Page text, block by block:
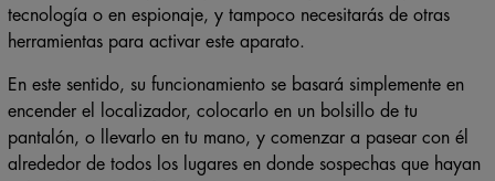
tecnología o en espionaje, y tampoco necesitarás de otras
herramientas para activar este aparato.
En este sentido, su funcionamiento se basará simplemente en
encender el localizador, colocarlo en un bolsillo de tu
pantalón, o llevarlo en tu mano, y comenzar a pasear con él
alrededor de todos los lugares en donde sospechas que hayan